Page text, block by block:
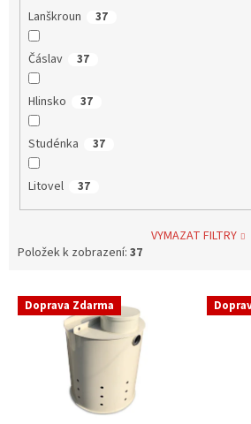
Lanškroun 37
Čáslav 37
Hlinsko 37
Studénka 37
Litovel 37
VYMAZAT FILTRY
Položek k zobrazení: 37
V Doprava Zdarma